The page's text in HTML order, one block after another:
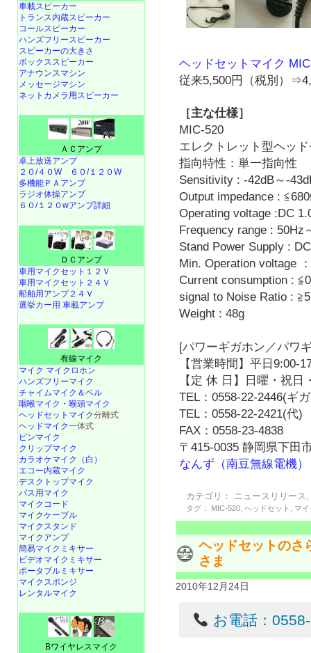
ヘッドセットマイク
従来5,500円（税別）
［主な仕様］
MIC-520
エレクトレット型ヘッ
指向特性：単一指向性
Sensitivity : -42dB～-
Output impedance :
Operating voltage :DC
Frequency range : 50Hz
Stand Power Supply :
Min. Operation voltage
Current consumption :
signal to Noise Ratio :
Weight : 48g
[パワーギガホン／パワ
【営業時間】平日9:00-
【定 休 日】日曜・祝日
TEL：0558-22-2446(ギ
TEL：0558-22-2421(代)
FAX：0558-23-4838
〒415-0035 静岡県下田
なんず（南豆無線電機）
カテゴリ： ニュースリリース
タグ： MIC-520 ,ヘッドセット マ
ヘッドセットの
さま
2010年12月24日
お電話：
車載スピーカー
トランス内蔵スピーカー
コールスピーカー
ハンズフリースピーカー
スピーカーの大きさ
ボックススピーカー
アナウンスマシン
メッセージマシン
ネットカメラ用スピーカー
ＡＣアンプ
卓上放送アンプ
２０/４０W
６０/１２０W
多機能ＰＡアンプ
ラジオ体操アンプ
６０/１２０wアンプ詳細
ＤＣアンプ
車用マイクセット１２Ｖ
車用マイクセット２４Ｖ
船舶用アンプ２４Ｖ
選挙カー用 車載アンプ
有線マイク
マイク マイクロホン
ハンズフリーマイク
チャイムマイク＆ベル
咽喉マイク・喉頭マイク
ヘッドセットマイク分離式
ヘッドマイク一体式
ピンマイク
クリップマイク
カラオケマイク（白）
エコー内蔵マイク
デスクトップマイク
バス用マイク
マイクコード
マイクケーブル
マイクスタンド
マイクアンプ
簡易マイクミキサー
ビデオマイクミキサー
ポータブルミキサー
マイクスポンジ
レンタルマイク
Bワイヤレスマイク